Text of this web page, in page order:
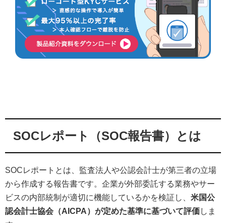
SOCレポート（SOC報告書）とは
SOCレポートとは、監査法人や公認会計士が第三者の立場
から作成する報告書です。企業が外部委託する業務やサー
ビスの内部統制が適切に機能しているかを検証し、 米国公
認会計士協会（AICPA）が定めた基準に基づいて評価しま